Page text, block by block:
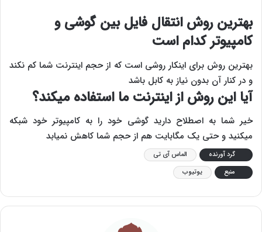
بهترین روش انتقال فایل بین گوشی و
کامپیوتر کدام است
بهترین روش برای اینکار روشی است که از حجم اینترنت شما کم نکند
و در کنار آن بدون نیاز به کابل باشد
آیا این روش از اینترنت ما استفاده میکند؟
خیر شما به اصطلاح دارید گوشی خود را به کامپیوتر خود شبکه
میکنید و حتی یک مگابایت هم از حجم شما کاهش نمیابد
گرد آورنده
الماس آی تی
منبع
یوتیوب